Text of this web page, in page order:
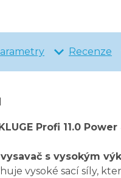
Recenze
Profi 11.0
s vysokým
vysoké sací síly,